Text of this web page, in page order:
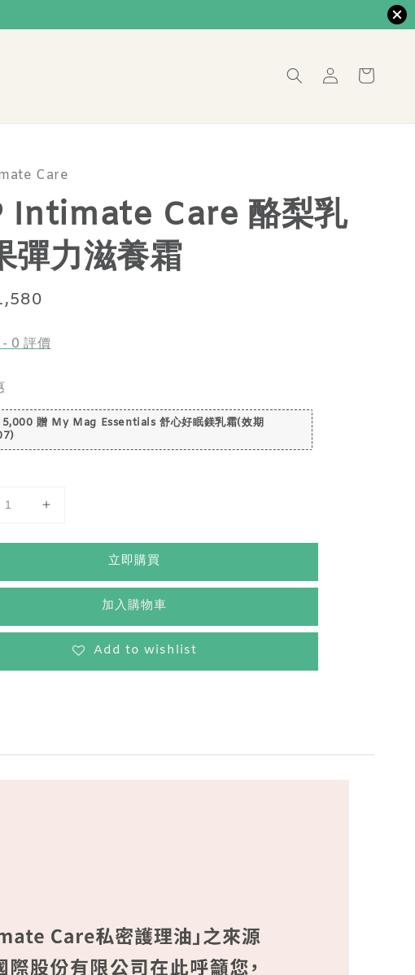
Care
Intimate Care 酪梨乳
彈力滋養霜
- 0 評價
5,000 贈 My Mag Essentials 舒心好眠鎂乳霜(效期
立即購買
加入購物車
Add to wishlist